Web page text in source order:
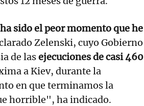
sido el peor momento que he
Zelenski, cuyo Gobierno
de lasejecuciones de casi 460
a Kiev, durante la
en que terminamos la
horrible", ha indicado.